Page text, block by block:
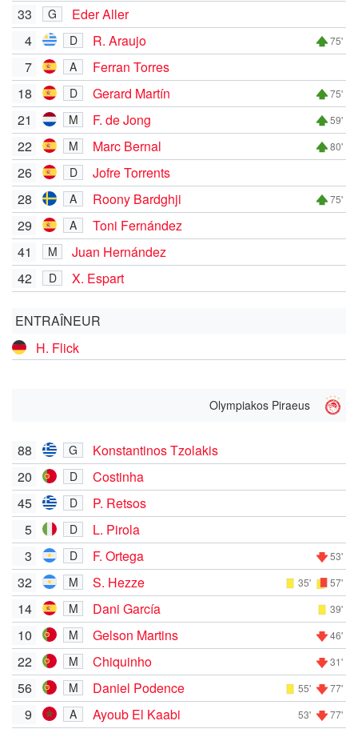
33
G
Eder Aller
4
D R. Araujo 75'
7 A
Ferran Torres
18
D Gerard Martín 75'
21 M F. de Jong 59'
22 M Marc Bernal 80'
26 D
Jofre Torrents
28
A Roony Bardghji 75'
29 A
Toni Fernández
41
M
Juan Hernández
42
D X. Espart
ENTRAÎNEUR
H. Flick
Olympiakos Piraeus
88 G
Konstantinos Tzolakis
20
D
Costinha
45
D
P. Retsos
5
D
L. Pirola
3
D F. Ortega 53'
32 M S. Hezze 35' 57'
14 M Dani García 39'
10 M Gelson Martins 46'
22 M Chiquinho 31'
56 M Daniel Podence 55' 77'
9 A Ayoub El Kaabi 53' 77'